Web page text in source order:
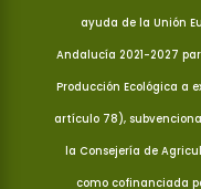
ayuda de la Unión
Andalucía 2021-2027
Producción Ecológica a
artículo 78),
la Consejería de
como cofinanciada